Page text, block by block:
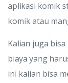
aplikasi komik
komik atau
Kalian juga
biaya yang
ini kalian bisa